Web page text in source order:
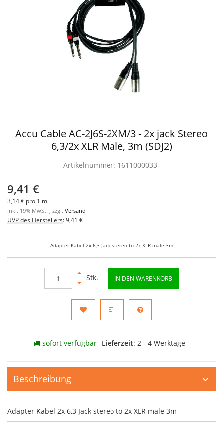
Accu Cable AC-2J6S-2XM/3 - 2x jack Stereo
6,3/2x XLR Male, 3m (SDJ2)
Artikelnummer: 1611000033
9,41 €
3,14 € pro 1 m
inkl. 19% MwSt. , zzgl. Versand
UVP des Herstellers:9,41 €
Adapter Kabel 2x 6,3 Jack stereo to 2x XLR male 3m
Stk. IN DEN WARENKORB
sofort verfügbar Lieferzeit: 2 - 4 Werktage
Beschreibung
Adapter Kabel 2x 6,3 Jack stereo to 2x XLR male 3m